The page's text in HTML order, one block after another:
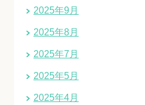
2025年9月
2025年8月
2025年7月
2025年5月
2025年4月